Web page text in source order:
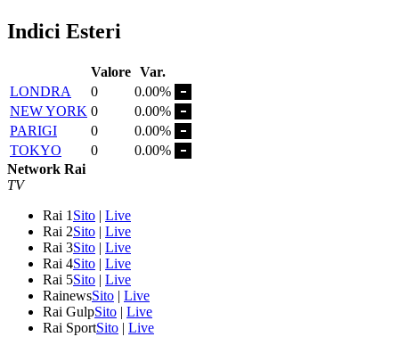
Indici Esteri
Valore Var.
LONDRA
0
0.00%
NEW YORK 0
0.00%
PARIGI
0
0.00%
TOKYO
0
0.00%
Network Rai
TV
Rai 1 Sito | Live
Rai 2Sito | Live
Rai 3Sito | Live
Rai 4Sito | Live
Rai 5Sito | Live
RainewsSito | Live
Rai GulpSito | Live
Rai SportSito | Live